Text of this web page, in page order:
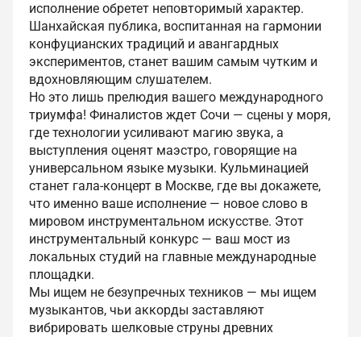
исполнение обретет неповторимый характер.
Шанхайская публика, воспитанная на гармонии
конфуцианских традиций и авангардных
экспериментов, станет вашим самым чутким и
вдохновляющим слушателем.
Но это лишь прелюдия вашего международного
триумфа! Финалистов ждет Сочи — сцены у моря,
где технологии усиливают магию звука, а
выступления оценят маэстро, говорящие на
универсальном языке музыки. Кульминацией
станет гала-концерт в Москве, где вы докажете,
что именно ваше исполнение — новое слово в
мировом инструментальном искусстве. Этот
инструментальный конкурс — ваш мост из
локальных студий на главные международные
площадки.
Мы ищем не безупречных техников — мы ищем
музыкантов, чьи аккорды заставляют
вибрировать шелковые струны древних